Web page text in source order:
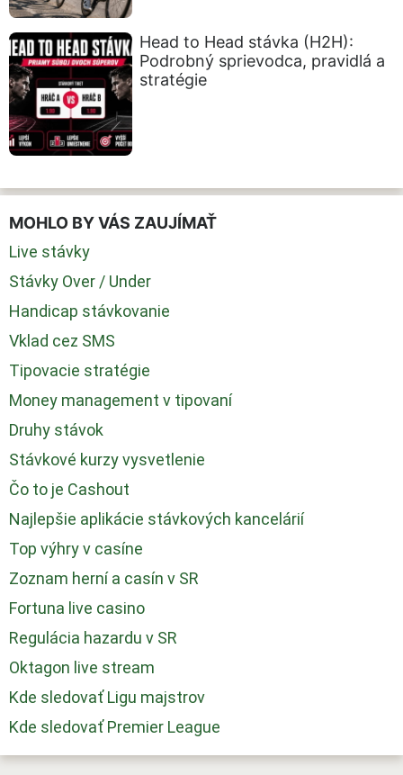
Head to Head stávka (H2H):
Podrobný sprievodca, pravidlá a
stratégie
MOHLO BY VÁS ZAUJÍMAŤ
Live stávky
Stávky Over / Under
Handicap stávkovanie
Vklad cez SMS
Tipovacie stratégie
Money management v tipovaní
Druhy stávok
Stávkové kurzy vysvetlenie
Čo to je Cashout
Najlepšie aplikácie stávkových kancelárií
Top výhry v casíne
Zoznam herní a casín v SR
Fortuna live casino
Regulácia hazardu v SR
Oktagon live stream
Kde sledovať Ligu majstrov
Kde sledovať Premier League